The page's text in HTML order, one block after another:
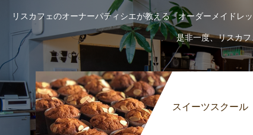
リスカフェのオーナーパティシエが教える『オーダーメイドレ
是非一度、リスカ
スイーツスクール